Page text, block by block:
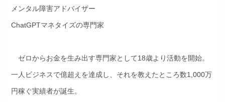
メンタル障害アドバイザー
ChatGPTマネタイズの専門家
ゼロからお金を生み出す専門家として18歳より活動を開始。
一人ビジネスで億超えを達成し、それを教えたところ数1,000万
円稼ぐ実績者が誕生。